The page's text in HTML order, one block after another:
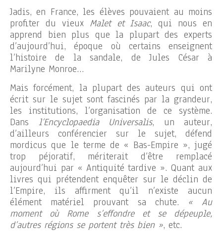
Jadis, en France, les élèves pouvaient au moins
profiter du vieux Malet et Isaac, qui nous en
apprend bien plus que la plupart des experts
d’aujourd’hui, époque où certains enseignent
l’histoire de la sandale, de Jules César à
Marilyne Monroe…
Mais forcément, la plupart des auteurs qui ont
écrit sur le sujet sont fascinés par la grandeur,
les institutions, l’organisation de ce système.
Dans l’Encyclopaedia Universalis, un auteur,
d’ailleurs conférencier sur le sujet, défend
mordicus que le terme de « Bas-Empire », jugé
trop péjoratif, mériterait d’être remplacé
aujourd’hui par « Antiquité tardive ». Quant aux
livres qui prétendent enquêter sur le déclin de
l’Empire, ils affirment qu’il n’existe aucun
élément matériel prouvant sa chute. « Au
moment où Rome s’effondre et se dépeuple,
d’autres régions se portent très bien », etc.